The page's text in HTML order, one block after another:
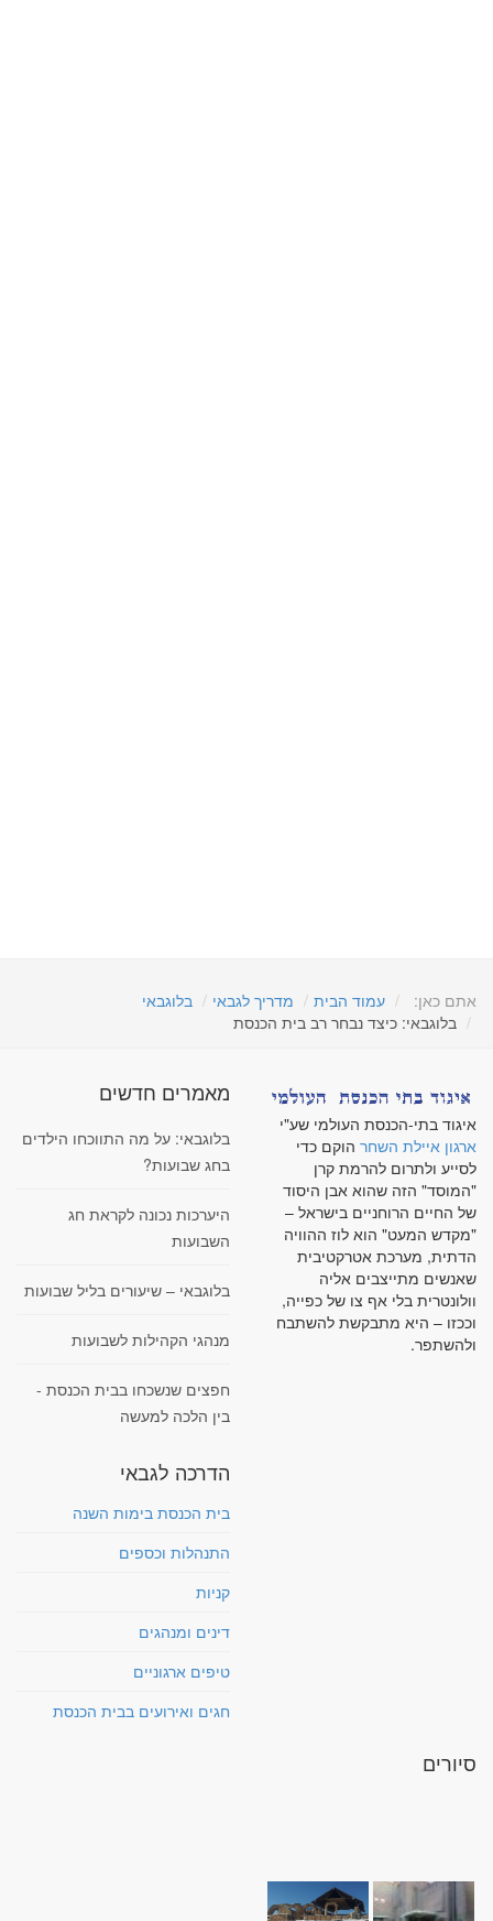
אתם כאן: עמוד הבית מדריך לגבאי
בלוגבאי
בלוגבאי: כיצד נבחר רב בית הכנסת
איגוד בתי-הכנסת העולמי שע"י
ארגון איילת השחר הוקם כדי
לסייע ולתרום להרמת קרן
"המוסד" הזה שהוא אבן היסוד
של החיים הרוחניים בישראל –
"מקדש המעט" הוא לוז ההוויה
הדתית, מערכת אטרקטיבית
שאנשים מתייצבים אליה
וולונטרית בלי אף צו של כפייה,
וככזו – היא מתבקשת להשתבח
ולהשתפר.
מאמרים חדשים
בלוגבאי: על מה התווכחו הילדים
בחג שבועות?
היערכות נכונה לקראת חג
השבועות
בלוגבאי – שיעורים בליל שבועות
מנהגי הקהילות לשבועות
חפצים שנשכחו בבית הכנסת -
בין הלכה למעשה
הדרכה לגבאי
בית הכנסת בימות השנה
התנהלות וכספים
קניות
דינים ומנהגים
טיפים ארגוניים
חגים ואירועים בבית הכנסת
סיורים